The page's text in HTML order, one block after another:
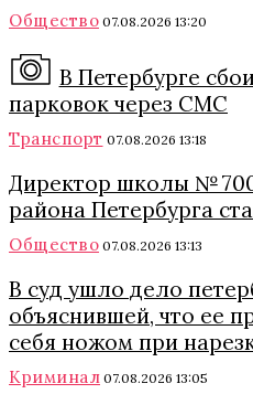
Общество 07.08.2026 13:20
В Петербурге
парковок через СМС
Транспорт 07.08.2026 13:18
Директор школы №
района Петербурга
Общество 07.08.2026 13:13
В суд ушло дело
объяснившей, что ее
себя ножом при
Криминал 07.08.2026 13:05